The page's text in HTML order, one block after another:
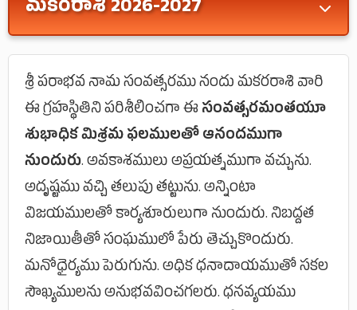
మకరరాశి 2026-2027
ఉత్తరాషాఢ (2,3,4), శ్రవణం (4), ధనిష్ఠ (1,2)
పాదాలు.
💰 ఆదాయం: 2, 💸 వ్యయం: 8, 👑 రాజ్యపూజ్యం: 1,
🚫 అవమానం: 2
శ్రీ పరాభవ నామ సంవత్సరము నందు మకరరాశి వారి
ఈ గ్రహస్థితిని పరిశీలించగా ఈ సంవత్సరమంతయూ
శుభాధిక మిశ్రమ ఫలములతో ఆనందముగా
నుందురు. అవకాశములు అప్రయత్నముగా వచ్చును.
అదృష్టము వచ్చి తలుపు తట్టును. అన్నింటా
విజయములతో కార్యశూరులుగా నుందురు. నిబద్దత
నిజాయితీతో సంఘములో పేరు తెచ్చుకొందురు.
మనోధైర్యము పెరుగును. అధిక ధనాదాయముతో సకల
సౌఖ్యములను అనుభవవించగలరు. ధనవ్యయము